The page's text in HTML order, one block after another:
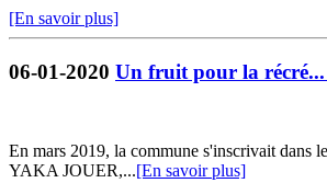
[En savoir plus]
06-01-2020 Un fruit pour la
En mars 2019, la commune s'inscrivait dans
YAKA JOUER,...[En savoir plus]